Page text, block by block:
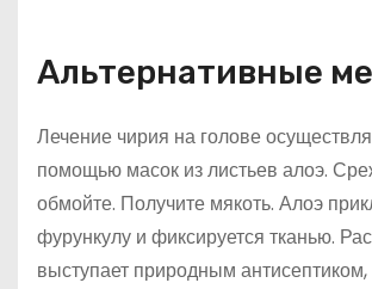
Альтернативные
Лечение чирия на голове
помощью масок из листьев алоэ.
обмойте. Получите мякоть. Алоэ
фурункулу и фиксируется тканью.
выступает природным антисептиком,